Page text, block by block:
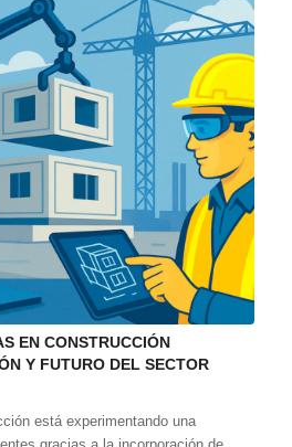
EN CONSTRUCCIÓN
Y FUTURO DEL SECTOR
está experimentando una